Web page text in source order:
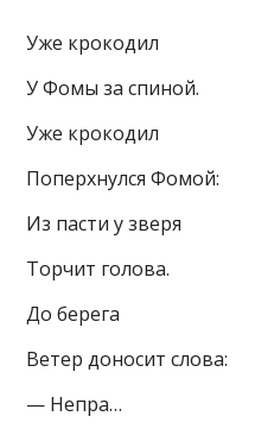
Уже крокодил
У Фомы за спиной.
Уже крокодил
Поперхнулся Фомой:
Из пасти у зверя
Торчит голова.
До берега
Ветер доносит слова:
— Непра…